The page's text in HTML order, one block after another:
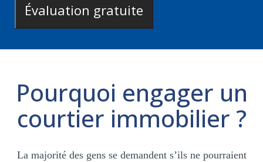
Pourquoi engager un
courtier immobilier ?
La majorité des gens se demandent s’ils ne pourraient